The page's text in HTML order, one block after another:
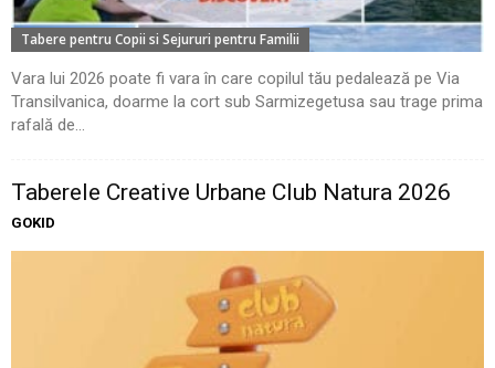
Tabere pentru Copii si Sejururi pentru Familii
Vara lui 2026 poate fi vara în care copilul tău pedalează pe Via
Transilvanica, doarme la cort sub Sarmizegetusa sau trage prima
rafală de...
Taberele Creative Urbane Club Natura 2026
GOKID